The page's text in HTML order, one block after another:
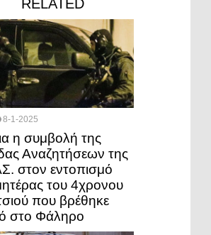
RELATED
8-1-2025
η συμβολή της
Αναζητήσεων της
στον εντοπισμό
του 4χρονου
που βρέθηκε
στο Φάληρο